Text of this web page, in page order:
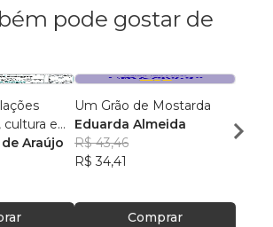
pode gostar de
e
Araújo
Um Grão de Mostarda
Eduarda Almeida
R$ 43,46
R$ 34,41
Comprar
Aulas